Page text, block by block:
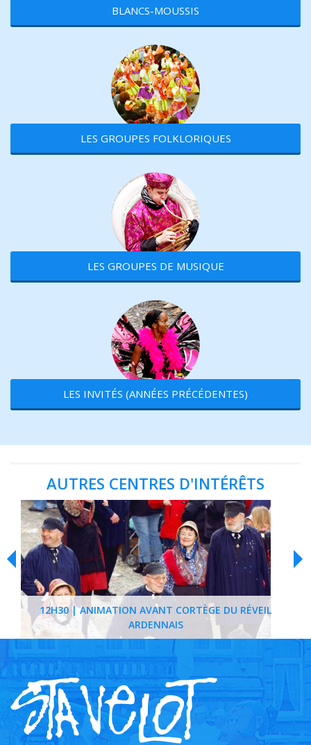
BLANCS-MOUSSIS
LES GROUPES FOLKLORIQUES
LES GROUPES DE MUSIQUE
LES INVITÉS (ANNÉES PRÉCÉDENTES)
AUTRES CENTRES D'INTÉRÊTS
12H30 | ANIMATION AVANT CORTÈGE DU RÉVEIL
ARDENNAIS